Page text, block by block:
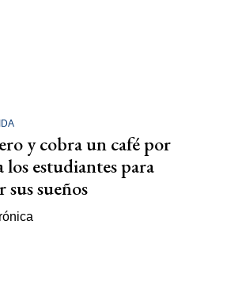
y cobra un café por
los estudiantes para
sus sueños